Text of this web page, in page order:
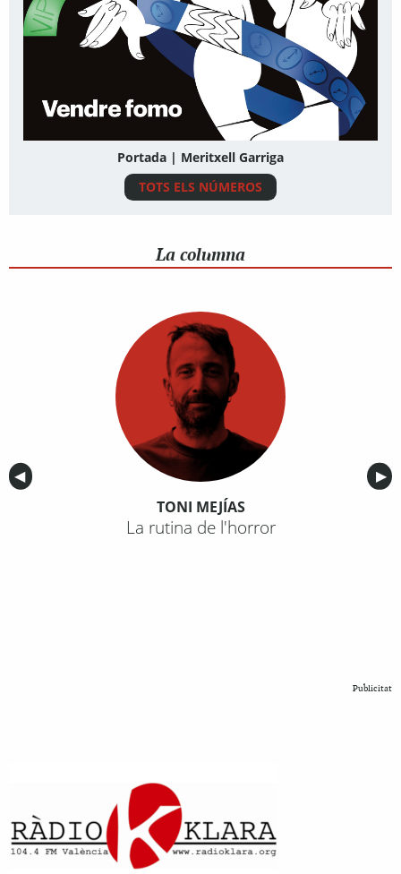
Portada | Meritxell Garriga
TOTS ELS NÚMEROS
La columna
Anterior
◀︎ ▶︎
TONI MEJÍAS
La rutina de l'horror
Publicitat